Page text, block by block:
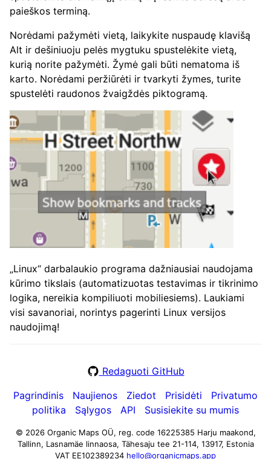
paieškos terminą.
Norėdami pažymėti vietą, laikykite nuspaudę klavišą
Alt ir dešiniuoju pelės mygtuku spustelėkite vietą,
kurią norite pažymėti. Žymė gali būti nematoma iš
karto. Norėdami peržiūrėti ir tvarkyti žymes, turite
spustelėti raudonos žvaigždės piktogramą.
„Linux“ darbalaukio programa dažniausiai naudojama
kūrimo tikslais (automatizuotas testavimas ir tikrinimo
logika, nereikia kompiliuoti mobiliesiems). Laukiami
visi savanoriai, norintys pagerinti Linux versijos
naudojimą!
Redaguoti GitHub
Pagrindinis
Naujienos Ziedot Prisidėti
Privatumo
politika
Sąlygos API Susisiekite su mumis
© 2026 Organic Maps OÜ, reg. code 16225385 Harju maakond,
Tallinn, Lasnamäe linnaosa, Tähesaju tee 21-114, 13917, Estonia
VAT EE102389234 hello@organicmaps.app